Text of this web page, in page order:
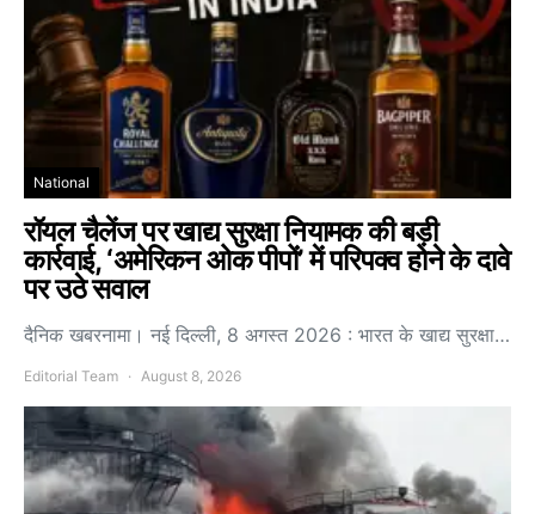
National
रॉयल चैलेंज पर खाद्य सुरक्षा नियामक की बड़ी
कार्रवाई, ‘अमेरिकन ओक पीपों’ में परिपक्व होने के दावे
पर उठे सवाल
दैनिक खबरनामा। नई दिल्ली, 8 अगस्त 2026 : भारत के खाद्य सुरक्षा…
Editorial Team August 8, 2026